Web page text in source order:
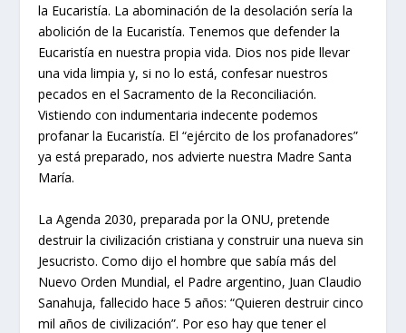
la Eucaristía. La abominación de la desolación sería la
abolición de la Eucaristía. Tenemos que defender la
Eucaristía en nuestra propia vida. Dios nos pide llevar
una vida limpia y, si no lo está, confesar nuestros
pecados en el Sacramento de la Reconciliación.
Vistiendo con indumentaria indecente podemos
profanar la Eucaristía. El “ejército de los profanadores”
ya está preparado, nos advierte nuestra Madre Santa
María.
La Agenda 2030, preparada por la ONU, pretende
destruir la civilización cristiana y construir una nueva sin
Jesucristo. Como dijo el hombre que sabía más del
Nuevo Orden Mundial, el Padre argentino, Juan Claudio
Sanahuja, fallecido hace 5 años: “Quieren destruir cinco
mil años de civilización”. Por eso hay que tener el